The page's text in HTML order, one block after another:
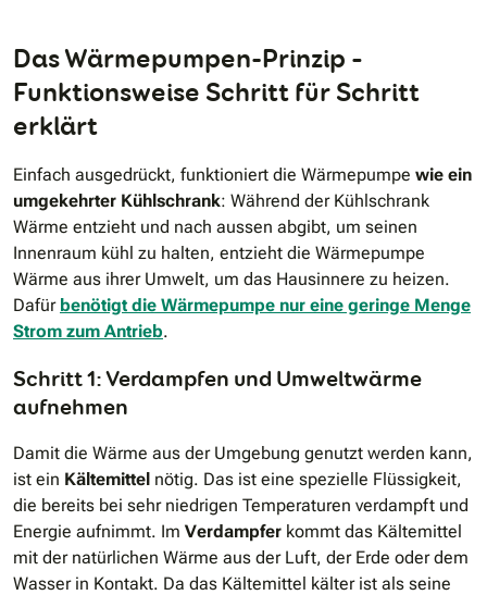
Das Wärmepumpen-Prinzip –
Funktionsweise Schritt für Schritt
erklärt
Einfach ausgedrückt, funktioniert die Wärmepumpe wie ein
umgekehrter Kühlschrank: Während der Kühlschrank
Wärme entzieht und nach aussen abgibt, um seinen
Innenraum kühl zu halten, entzieht die Wärmepumpe
Wärme aus ihrer Umwelt, um das Hausinnere zu heizen.
Dafür benötigt die Wärmepumpe nur eine geringe Menge
Strom zum Antrieb.
Schritt 1: Verdampfen und Umweltwärme
aufnehmen
Damit die Wärme aus der Umgebung genutzt werden kann,
ist ein Kältemittel nötig. Das ist eine spezielle Flüssigkeit,
die bereits bei sehr niedrigen Temperaturen verdampft und
Energie aufnimmt. Im Verdampfer kommt das Kältemittel
mit der natürlichen Wärme aus der Luft, der Erde oder dem
Wasser in Kontakt. Da das Kältemittel kälter ist als seine